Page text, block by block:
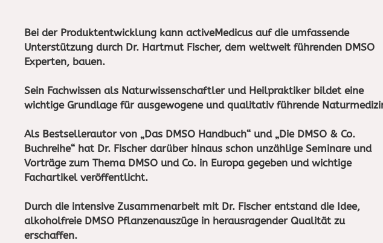
Bei der Produktentwicklung kann activeMedicus auf die umfassende
Unterstützung durch Dr. Hartmut Fischer, dem weltweit führenden DMSO
Experten, bauen.
Sein Fachwissen als Naturwissenschaftler und Heilpraktiker bildet eine
wichtige Grundlage für ausgewogene und qualitativ führende
Als Bestsellerautor von „Das DMSO Handbuch“ und „Die DMSO & Co.
Buchreihe“ hat Dr. Fischer darüber hinaus schon unzählige Seminare und
Vorträge zum Thema DMSO und Co. in Europa gegeben und wichtige
Fachartikel veröffentlicht.
Durch die intensive Zusammenarbeit mit Dr. Fischer entstand die Idee,
alkoholfreie DMSO Pflanzenauszüge in herausragender Qualität zu
erschaffen.